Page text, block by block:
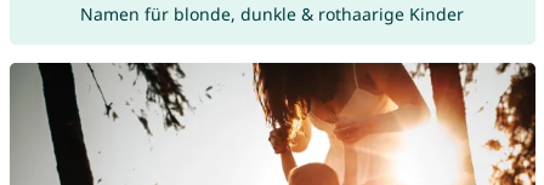
Namen für blonde, dunkle & rothaarige Kinder